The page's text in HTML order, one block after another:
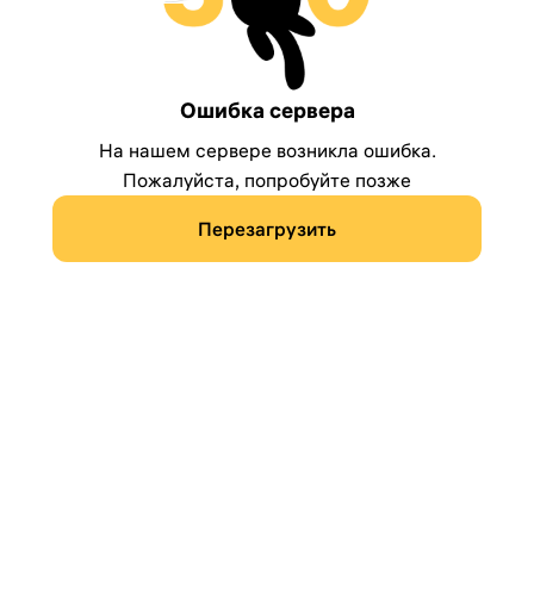
Ошибка сервера
На нашем сервере возникла ошибка.
Пожалуйста, попробуйте позже
Перезагрузить